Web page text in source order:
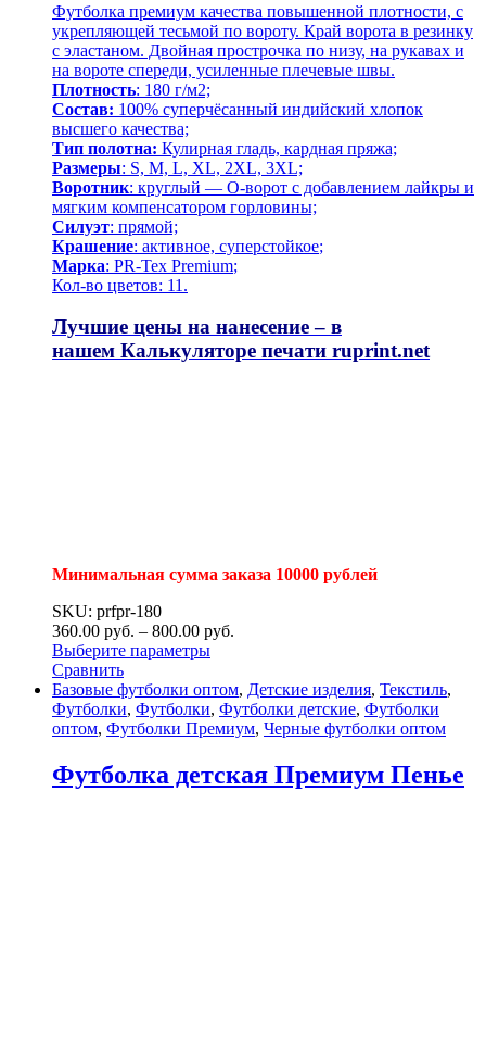
Футболка премиум качества повышенной плотности, с
укрепляющей тесьмой по вороту. Край ворота в резинку
с эластаном. Двойная прострочка по низу, на рукавах и
на вороте спереди, усиленные плечевые швы.
Плотность: 180 г/м2;
Состав: 100% суперчёсанный индийский хлопок
высшего качества;
Тип полотна: Кулирная гладь, кардная пряжа;
Размеры: S, M, L, XL, 2XL, 3XL;
Воротник: круглый — О-ворот с добавлением лайкры и
мягким компенсатором горловины;
Силуэт: прямой;
Крашение: активное, суперстойкое;
Марка: PR-Tex Premium;
Кол-во цветов: 11.
Лучшие цены на нанесение – в
нашем Калькуляторе печати ruprint.net
Минимальная сумма заказа 10000 рублей
SKU: prfpr-180
360.00 руб. – 800.00 руб.
Выберите параметры
Сравнить
Базовые футболки оптом, Детские изделия, Текстиль,
Футболки, Футболки, Футболки детские, Футболки
оптом, Футболки Премиум, Черные футболки оптом
Футболка детская Премиум Пенье